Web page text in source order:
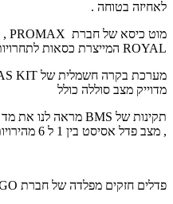
לאחיזה בטוחה .
מוט כיסא של חברת PROMAX
,
ROYAL המייצרת כסאות
מערכת בקרה חשמלית של KIT
מדוייק מצב סוללה כולל
תקינות של BMS מראה לנו את מד
, מצב פדל אסיסט בין 1 ל 6 מהירויות .
פדלים חזקים מפלדה של חברת